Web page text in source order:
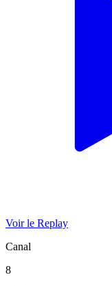
Voir le Replay
Canal
8